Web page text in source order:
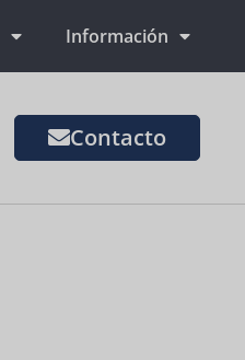
Información
Contacto